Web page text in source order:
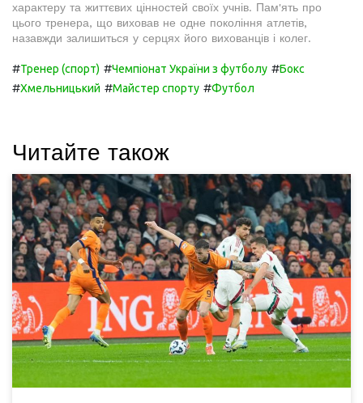
характеру та життєвих цінностей своїх учнів. Пам'ять про
цього тренера, що виховав не одне покоління атлетів,
назавжди залишиться у серцях його вихованців і колег.
#Тренер (спорт) #Чемпіонат України з футболу #Бокс
#Хмельницький #Майстер спорту #Футбол
Читайте також